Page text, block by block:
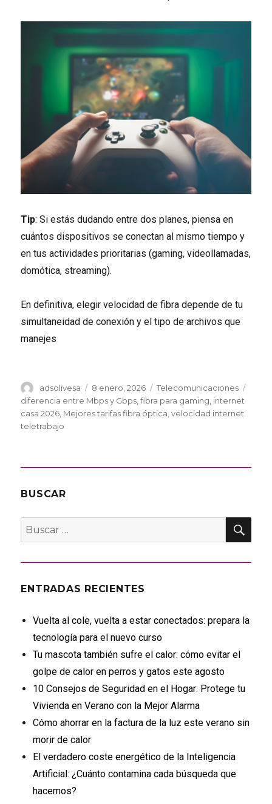
Tip: Si estás dudando entre dos planes, piensa en
cuántos dispositivos se conectan al mismo tiempo y
en tus actividades prioritarias (gaming, videollamadas,
domótica, streaming).
En definitiva, elegir velocidad de fibra depende de tu
simultaneidad de conexión y el tipo de archivos que
manejes
Autor
adsolivesa
Publicado
el
8 enero, 2026 Categorías
Telecomunicaciones
diferencia entre Mbps y Gbps ,fibra para gaming internet
casa 2026 Mejores tarifas fibra óptica ,velocidad internet
teletrabajo
BUSCAR
Buscar
por:
ENTRADAS RECIENTES
Vuelta al cole, vuelta a estar conectados: prepara la
tecnología para el nuevo curso
Tu mascota también sufre el calor: cómo evitar el
golpe de calor en perros y gatos este agosto
10 Consejos de Seguridad en el Hogar: Protege tu
Vivienda en Verano con la Mejor Alarma
Cómo ahorrar en la factura de la luz este verano sin
morir de calor
El verdadero coste energético de la Inteligencia
Artificial: ¿Cuánto contamina cada búsqueda que
hacemos?